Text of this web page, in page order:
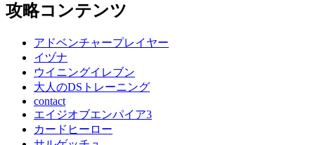
攻略コンテンツ
アドベンチャープレイヤー
イヅナ
ウイニングイレブン
大人のDSトレーニング
contact
エイジオブエンパイア3
カードヒーロー